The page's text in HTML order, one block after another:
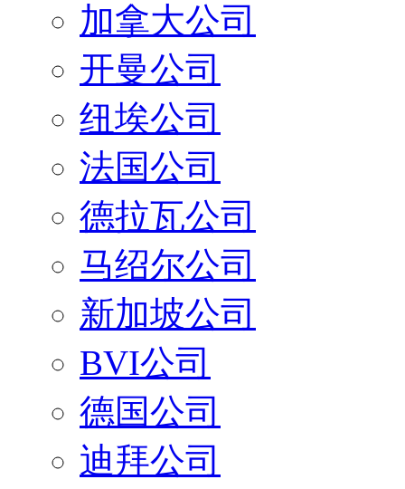
加拿大公司
开曼公司
纽埃公司
法国公司
德拉瓦公司
马绍尔公司
新加坡公司
BVI公司
德国公司
迪拜公司